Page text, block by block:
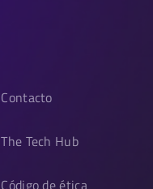
Contacto
The Tech Hub
Código de ética